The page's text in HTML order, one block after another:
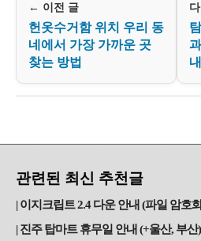
← 이전 글
헌옷수거함 위치 우리 동
네에서 가장 가까운 곳
찾는 방법
내
관련된 최신 추천글
이지크립트 2.4 다운 안내 (파일 암호
진주 탑마트 휴무일 안내 (+울산, 부산)